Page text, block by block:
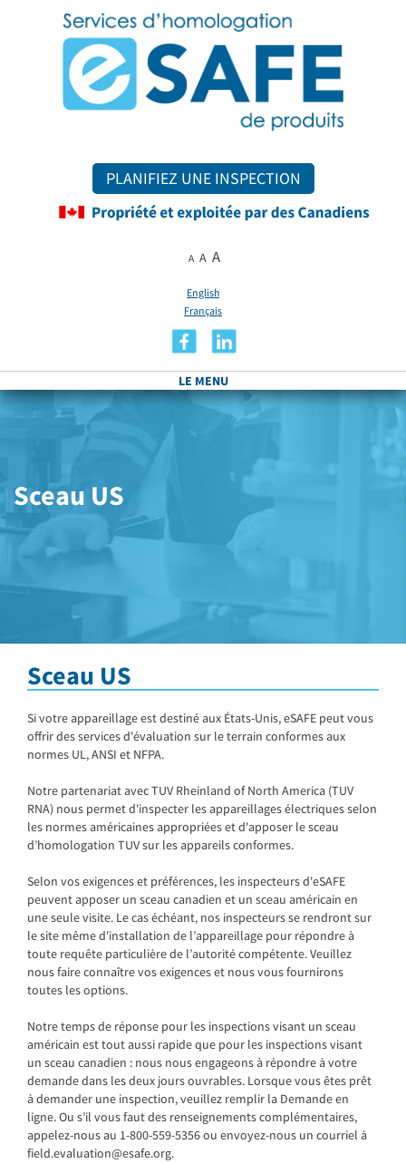
PLANIFIEZ UNE INSPECTION
A A A
English
Français
LE MENU
Sceau US
Sceau US
Si votre appareillage est destiné aux États-Unis, eSAFE peut vous
offrir des services d'évaluation sur le terrain conformes aux
normes UL, ANSI et NFPA.
Notre partenariat avec TUV Rheinland of North America (TUV
RNA) nous permet d'inspecter les appareillages électriques selon
les normes américaines appropriées et d'apposer le sceau
d’homologation TUV sur les appareils conformes.
Selon vos exigences et préférences, les inspecteurs d'eSAFE
peuvent apposer un sceau canadien et un sceau américain en
une seule visite. Le cas échéant, nos inspecteurs se rendront sur
le site même d'installation de l’appareillage pour répondre à
toute requête particulière de l’autorité compétente. Veuillez
nous faire connaître vos exigences et nous vous fournirons
toutes les options.
Notre temps de réponse pour les inspections visant un sceau
américain est tout aussi rapide que pour les inspections visant
un sceau canadien : nous nous engageons à répondre à votre
demande dans les deux jours ouvrables. Lorsque vous êtes prêt
à demander une inspection, veuillez remplir la Demande en
ligne. Ou s’il vous faut des renseignements complémentaires,
appelez-nous au 1-800-559-5356 ou envoyez-nous un courriel à
field.evaluation@esafe.org.